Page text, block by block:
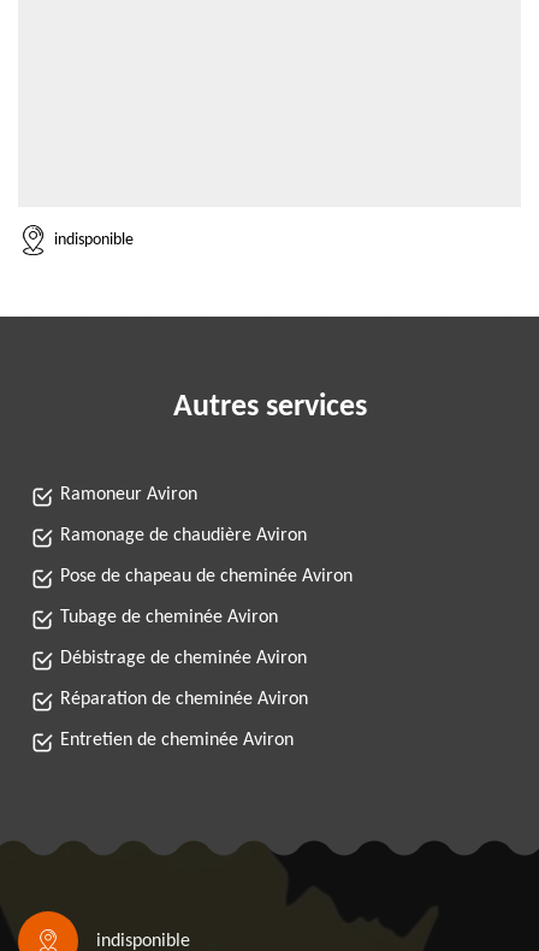
indisponible
Autres services
Ramoneur Aviron
Ramonage de chaudière Aviron
Pose de chapeau de cheminée Aviron
Tubage de cheminée Aviron
Débistrage de cheminée Aviron
Réparation de cheminée Aviron
Entretien de cheminée Aviron
indisponible